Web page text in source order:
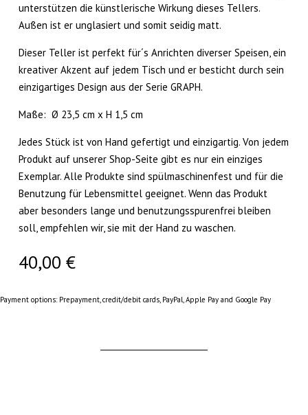
unterstützen die künstlerische Wirkung dieses Tellers.
Außen ist er unglasiert und somit seidig matt.
Dieser Teller ist perfekt für´s Anrichten diverser Speisen, ein
kreativer Akzent auf jedem Tisch und er besticht durch sein
einzigartiges Design aus der Serie GRAPH.
Maße: Ø 23,5 cm x H 1,5 cm
Jedes Stück ist von Hand gefertigt und einzigartig. Von jedem
Produkt auf unserer Shop-Seite gibt es nur ein einziges
Exemplar. Alle Produkte sind spülmaschinenfest und für die
Benutzung für Lebensmittel geeignet. Wenn das Produkt
aber besonders lange und benutzungsspurenfrei bleiben
soll, empfehlen wir, sie mit der Hand zu waschen.
40,00 €
Payment options: Prepayment, credit/debit cards, PayPal, Apple Pay and Google Pay